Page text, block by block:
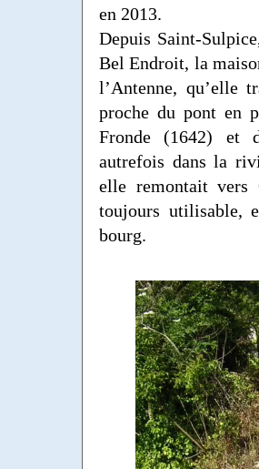
en 2013.
Depuis Saint-
Bel Endroit, la
l’Antenne, qu’elle
proche du pont en
Fronde (1642) et
autrefois dans la
elle remontait vers
toujours utilisable,
bourg.